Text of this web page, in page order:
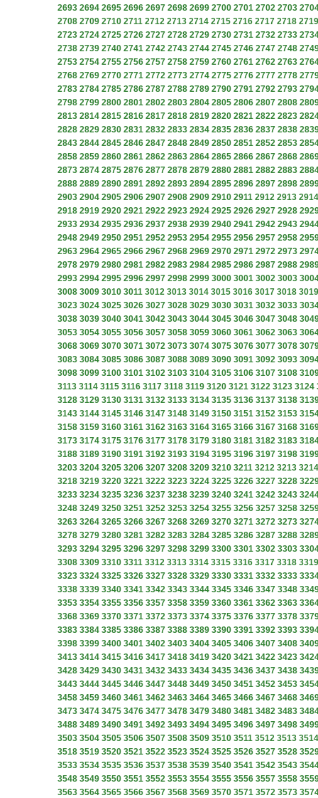
2693 2694 2695 2696 2697 2698 2699 2700 2701 2702 2703
2708 2709 2710 2711 2712 2713 2714 2715 2716 2717 2718 2719
2723 2724 2725 2726 2727 2728 2729 2730 2731 2732 2733
2738 2739 2740 2741 2742 2743 2744 2745 2746 2747 2748
2753 2754 2755 2756 2757 2758 2759 2760 2761 2762 2763
2768 2769 2770 2771 2772 2773 2774 2775 2776 2777 2778
2783 2784 2785 2786 2787 2788 2789 2790 2791 2792 2793
2798 2799 2800 2801 2802 2803 2804 2805 2806 2807 2808
2813 2814 2815 2816 2817 2818 2819 2820 2821 2822 2823
2828 2829 2830 2831 2832 2833 2834 2835 2836 2837 2838
2843 2844 2845 2846 2847 2848 2849 2850 2851 2852 2853
2858 2859 2860 2861 2862 2863 2864 2865 2866 2867 2868
2873 2874 2875 2876 2877 2878 2879 2880 2881 2882 2883
2888 2889 2890 2891 2892 2893 2894 2895 2896 2897 2898
2903 2904 2905 2906 2907 2908 2909 2910 2911 2912 2913 2914
2918 2919 2920 2921 2922 2923 2924 2925 2926 2927 2928
2933 2934 2935 2936 2937 2938 2939 2940 2941 2942 2943
2948 2949 2950 2951 2952 2953 2954 2955 2956 2957 2958
2963 2964 2965 2966 2967 2968 2969 2970 2971 2972 2973
2978 2979 2980 2981 2982 2983 2984 2985 2986 2987 2988
2993 2994 2995 2996 2997 2998 2999 3000 3001 3002 3003
3008 3009 3010 3011 3012 3013 3014 3015 3016 3017 3018 3019
3023 3024 3025 3026 3027 3028 3029 3030 3031 3032 3033
3038 3039 3040 3041 3042 3043 3044 3045 3046 3047 3048
3053 3054 3055 3056 3057 3058 3059 3060 3061 3062 3063
3068 3069 3070 3071 3072 3073 3074 3075 3076 3077 3078
3083 3084 3085 3086 3087 3088 3089 3090 3091 3092 3093
3098 3099 3100 3101 3102 3103 3104 3105 3106 3107 3108
3113 3114 3115 3116 3117 3118 3119 3120 3121 3122 3123 3124
3128 3129 3130 3131 3132 3133 3134 3135 3136 3137 3138
3143 3144 3145 3146 3147 3148 3149 3150 3151 3152 3153
3158 3159 3160 3161 3162 3163 3164 3165 3166 3167 3168
3173 3174 3175 3176 3177 3178 3179 3180 3181 3182 3183
3188 3189 3190 3191 3192 3193 3194 3195 3196 3197 3198
3203 3204 3205 3206 3207 3208 3209 3210 3211 3212 3213 3214
3218 3219 3220 3221 3222 3223 3224 3225 3226 3227 3228
3233 3234 3235 3236 3237 3238 3239 3240 3241 3242 3243
3248 3249 3250 3251 3252 3253 3254 3255 3256 3257 3258
3263 3264 3265 3266 3267 3268 3269 3270 3271 3272 3273
3278 3279 3280 3281 3282 3283 3284 3285 3286 3287 3288
3293 3294 3295 3296 3297 3298 3299 3300 3301 3302 3303
3308 3309 3310 3311 3312 3313 3314 3315 3316 3317 3318 3319
3323 3324 3325 3326 3327 3328 3329 3330 3331 3332 3333
3338 3339 3340 3341 3342 3343 3344 3345 3346 3347 3348
3353 3354 3355 3356 3357 3358 3359 3360 3361 3362 3363
3368 3369 3370 3371 3372 3373 3374 3375 3376 3377 3378
3383 3384 3385 3386 3387 3388 3389 3390 3391 3392 3393
3398 3399 3400 3401 3402 3403 3404 3405 3406 3407 3408
3413 3414 3415 3416 3417 3418 3419 3420 3421 3422 3423
3428 3429 3430 3431 3432 3433 3434 3435 3436 3437 3438
3443 3444 3445 3446 3447 3448 3449 3450 3451 3452 3453
3458 3459 3460 3461 3462 3463 3464 3465 3466 3467 3468
3473 3474 3475 3476 3477 3478 3479 3480 3481 3482 3483
3488 3489 3490 3491 3492 3493 3494 3495 3496 3497 3498
3503 3504 3505 3506 3507 3508 3509 3510 3511 3512 3513 3514
3518 3519 3520 3521 3522 3523 3524 3525 3526 3527 3528
3533 3534 3535 3536 3537 3538 3539 3540 3541 3542 3543
3548 3549 3550 3551 3552 3553 3554 3555 3556 3557 3558
3563 3564 3565 3566 3567 3568 3569 3570 3571 3572 3573